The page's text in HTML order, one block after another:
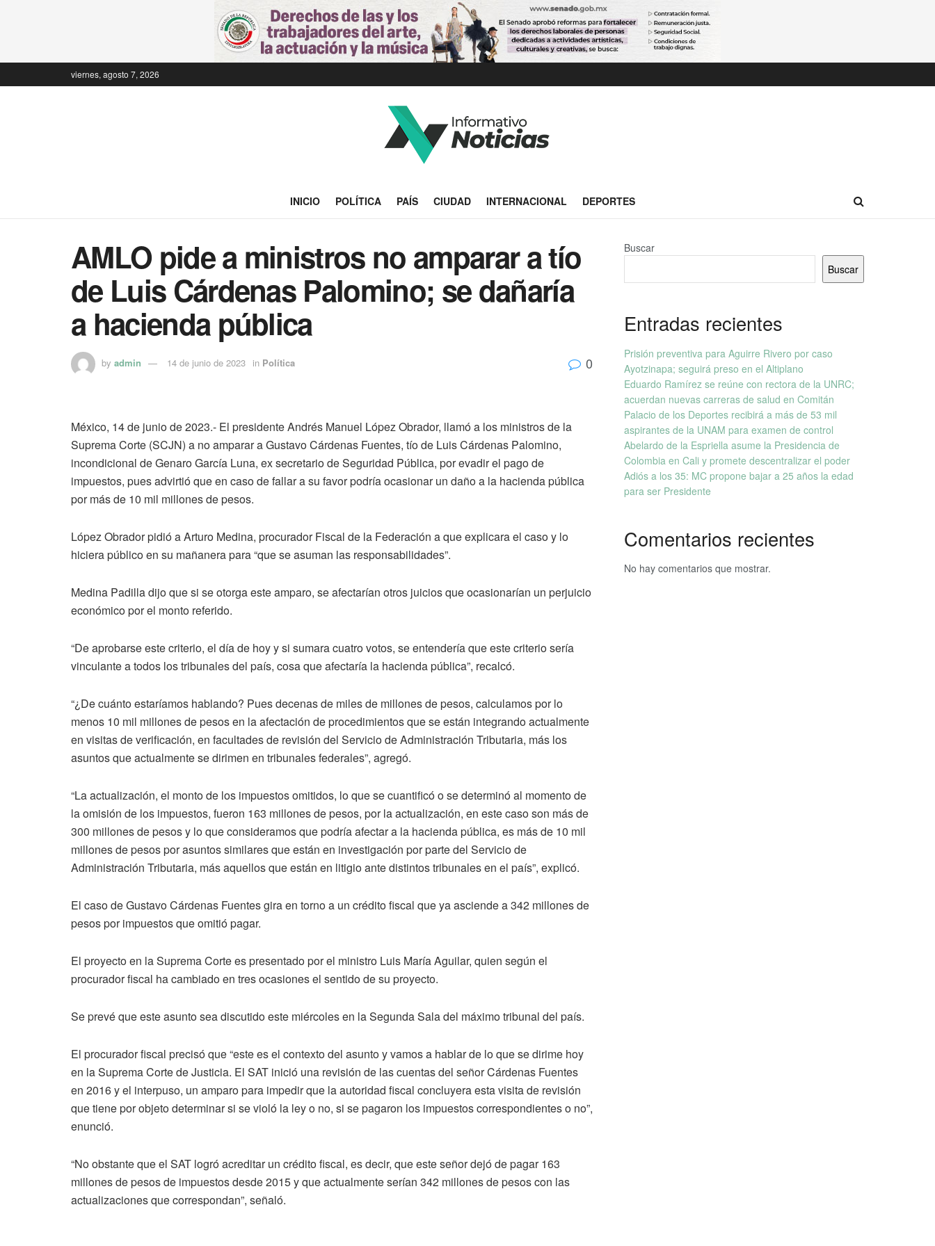
viernes, agosto 7, 2026
INICIO POLÍTICA PAÍS CIUDAD INTERNACIONAL DEPORTES
AMLO pide a ministros no amparar a tío
de Luis Cárdenas Palomino; se dañaría
a hacienda pública
by admin 14 de junio de 2023 in Política 0
México, 14 de junio de 2023.- El presidente Andrés Manuel López Obrador, llamó a los ministros de la
Suprema Corte (SCJN) a no amparar a Gustavo Cárdenas Fuentes, tío de Luis Cárdenas Palomino,
incondicional de Genaro García Luna, ex secretario de Seguridad Pública, por evadir el pago de
impuestos, pues advirtió que en caso de fallar a su favor podría ocasionar un daño a la hacienda pública
por más de 10 mil millones de pesos.
López Obrador pidió a Arturo Medina, procurador Fiscal de la Federación a que explicara el caso y lo
hiciera público en su mañanera para “que se asuman las responsabilidades”.
Medina Padilla dijo que si se otorga este amparo, se afectarían otros juicios que ocasionarían un perjuicio
económico por el monto referido.
“De aprobarse este criterio, el día de hoy y si sumara cuatro votos, se entendería que este criterio sería
vinculante a todos los tribunales del país, cosa que afectaría la hacienda pública”, recalcó.
“¿De cuánto estaríamos hablando? Pues decenas de miles de millones de pesos, calculamos por lo
menos 10 mil millones de pesos en la afectación de procedimientos que se están integrando actualmente
en visitas de verificación, en facultades de revisión del Servicio de Administración Tributaria, más los
asuntos que actualmente se dirimen en tribunales federales”, agregó.
“La actualización, el monto de los impuestos omitidos, lo que se cuantificó o se determinó al momento de
la omisión de los impuestos, fueron 163 millones de pesos, por la actualización, en este caso son más de
300 millones de pesos y lo que consideramos que podría afectar a la hacienda pública, es más de 10 mil
millones de pesos por asuntos similares que están en investigación por parte del Servicio de
Administración Tributaria, más aquellos que están en litigio ante distintos tribunales en el país”, explicó.
El caso de Gustavo Cárdenas Fuentes gira en torno a un crédito fiscal que ya asciende a 342 millones de
pesos por impuestos que omitió pagar.
El proyecto en la Suprema Corte es presentado por el ministro Luis María Aguilar, quien según el
procurador fiscal ha cambiado en tres ocasiones el sentido de su proyecto.
Se prevé que este asunto sea discutido este miércoles en la Segunda Sala del máximo tribunal del país.
El procurador fiscal precisó que “este es el contexto del asunto y vamos a hablar de lo que se dirime hoy
en la Suprema Corte de Justicia. El SAT inició una revisión de las cuentas del señor Cárdenas Fuentes
en 2016 y el interpuso, un amparo para impedir que la autoridad fiscal concluyera esta visita de revisión
que tiene por objeto determinar si se violó la ley o no, si se pagaron los impuestos correspondientes o no”,
enunció.
“No obstante que el SAT logró acreditar un crédito fiscal, es decir, que este señor dejó de pagar 163
millones de pesos de impuestos desde 2015 y que actualmente serían 342 millones de pesos con las
actualizaciones que correspondan”, señaló.
Buscar
Buscar
Entradas recientes
Prisión preventiva para Aguirre Rivero por caso
Ayotzinapa; seguirá preso en el Altiplano
Eduardo Ramírez se reúne con rectora de la UNRC;
acuerdan nuevas carreras de salud en Comitán
Palacio de los Deportes recibirá a más de 53 mil
aspirantes de la UNAM para examen de control
Abelardo de la Espriella asume la Presidencia de
Colombia en Cali y promete descentralizar el poder
Adiós a los 35: MC propone bajar a 25 años la edad
para ser Presidente
Comentarios recientes
No hay comentarios que mostrar.